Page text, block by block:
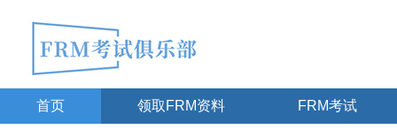
首页 领取FRM资料 FRM考试